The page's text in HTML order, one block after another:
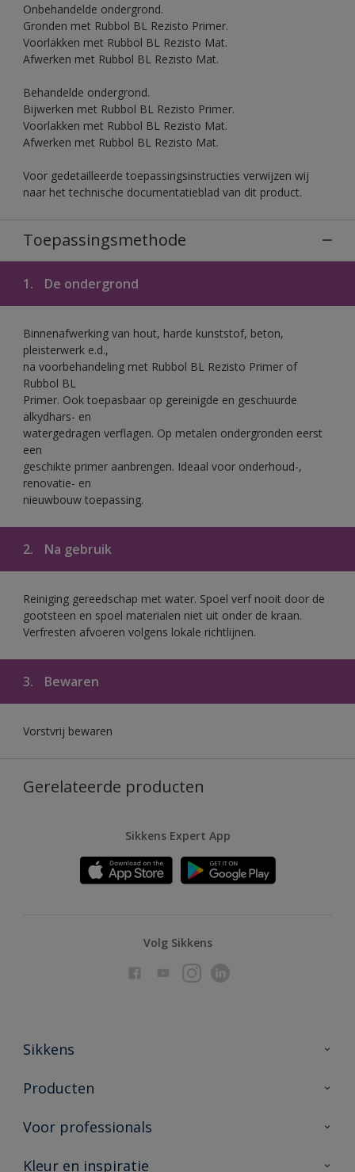
Onbehandelde ondergrond.
Gronden met Rubbol BL Rezisto Primer.
Voorlakken met Rubbol BL Rezisto Mat.
Afwerken met Rubbol BL Rezisto Mat.
Behandelde ondergrond.
Bijwerken met Rubbol BL Rezisto Primer.
Voorlakken met Rubbol BL Rezisto Mat.
Afwerken met Rubbol BL Rezisto Mat.
Voor gedetailleerde toepassingsinstructies verwijzen wij
naar het technische documentatieblad van dit product.
Toepassingsmethode
1. De ondergrond
Binnenafwerking van hout, harde kunststof, beton,
pleisterwerk e.d.,
na voorbehandeling met Rubbol BL Rezisto Primer of
Rubbol BL
Primer. Ook toepasbaar op gereinigde en geschuurde
alkydhars- en
watergedragen verflagen. Op metalen ondergronden eerst
een
geschikte primer aanbrengen. Ideaal voor onderhoud-,
renovatie- en
nieuwbouw toepassing.
2. Na gebruik
Reiniging gereedschap met water. Spoel verf nooit door de
gootsteen en spoel materialen niet uit onder de kraan.
Verfresten afvoeren volgens lokale richtlijnen.
3. Bewaren
Vorstvrij bewaren
Gerelateerde producten
Sikkens Expert App
Volg Sikkens
Sikkens
Over Sikkens
Duurzaamheid
Producten
Producten voor binnen
Vind je verkooppunt
Voor professionals
Advies & service
Kleur en inspiratie